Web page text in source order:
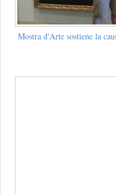
Mostra d'Arte sostiene la